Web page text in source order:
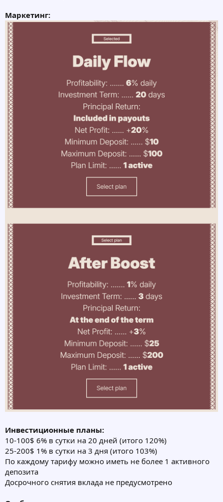
Маркетинг:
Инвестиционные планы:
10-100$ 6% в сутки на 20 дней (итого 120%)
25-200$ 1% в сутки на 3 дня (итого 103%)
По каждому тарифу можно иметь не более 1 активного
депозита
Досрочного снятия вклада не предусмотрено